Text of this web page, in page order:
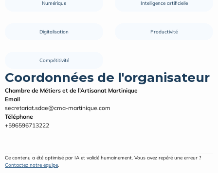
Numérique Intelligence artificielle
Digitalisation Productivité
Compétitivité
Coordonnées de l'organisateur
Chambre de Métiers et de l’Artisanat Martinique
Email
secretariat.sdae@cma-martinique.com
Téléphone
+596596713222
Contactez notre équipe.